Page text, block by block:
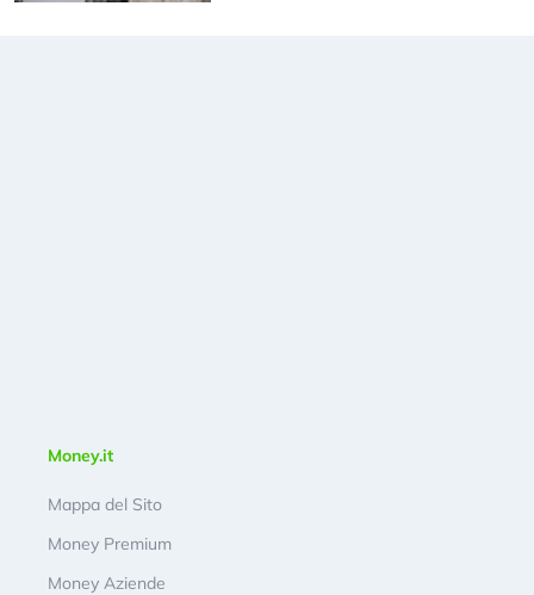
Money.it
Mappa del Sito
Money Premium
Money Aziende